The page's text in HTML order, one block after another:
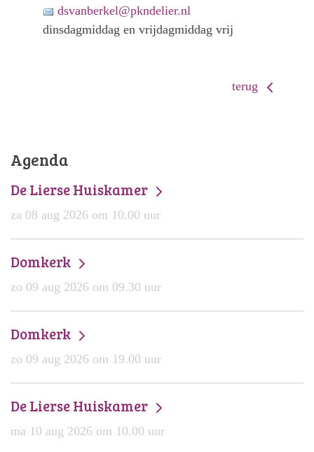
dsvanberkel@pkndelier.nl
dinsdagmiddag en vrijdagmiddag vrij
terug
Agenda
De Lierse Huiskamer
za 08 aug 2026 om 10.00 uur
Domkerk
zo 09 aug 2026 om 09.30 uur
Domkerk
zo 09 aug 2026 om 19.00 uur
De Lierse Huiskamer
ma 10 aug 2026 om 10.00 uur